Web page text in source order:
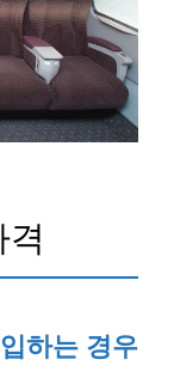
하는 경우